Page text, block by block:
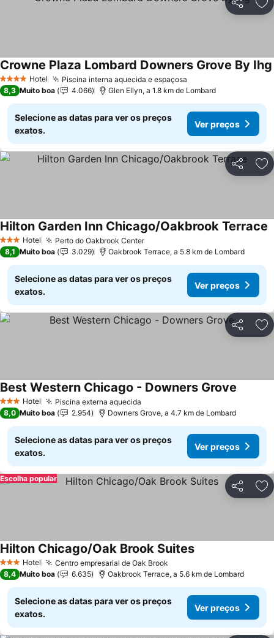
Partilhar
4 EstrelasHotel Piscina interna aquecida e espaçosa
Crowne Plaza Lombard Downers Grove By Ihg
8,3 Muito boa 4.066 Glen Ellyn, a 1.8 km de Lombard
Selecione as datas para ver os preços
exatos.
Ver preços
Partilhar
3 EstrelasHotel Perto do Oakbrook Center
Hilton Garden Inn Chicago/Oakbrook Terrace
8,1 Muito boa 3.029 Oakbrook Terrace, a 5.8 km de Lombard
Selecione as datas para ver os preços
exatos.
Ver preços
Partilhar
3 EstrelasHotel Piscina externa aquecida
Best Western Chicago - Downers Grove
8,0 Muito boa 2.954 Downers Grove, a 4.7 km de Lombard
Selecione as datas para ver os preços
exatos.
Ver preços
Partilhar
Escolha popular
3 EstrelasHotel Centro empresarial de Oak Brook
Hilton Chicago/Oak Brook Suites
8,4 Muito boa 6.635 Oakbrook Terrace, a 5.6 km de Lombard
Selecione as datas para ver os preços
exatos.
Ver preços